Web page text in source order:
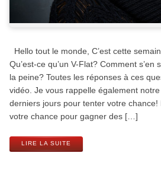
Hello tout le monde, C’est cette
Qu’est-ce qu’un V-Flat? Comment
la peine? Toutes les réponses à ces
vidéo. Je vous rappelle également
derniers jours pour tenter votre chance!
votre chance pour gagner des […]
LIRE LA SUITE